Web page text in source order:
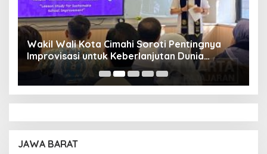
Wakil Wali Kota Cimahi Soroti Pentingnya
Improvisasi untuk Keberlanjutan Dunia
Pendidikan
JAWA BARAT